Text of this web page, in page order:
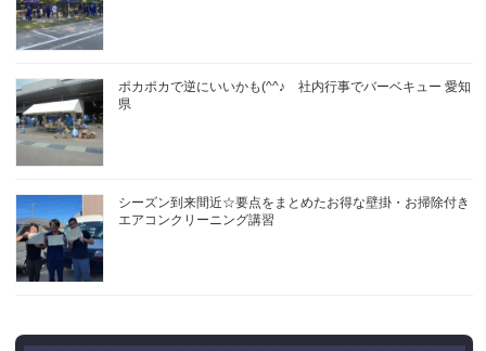
ポカポカで逆にいいかも(^^♪ 社内行事でバーベキュー 愛知
県
シーズン到来間近☆要点をまとめたお得な壁掛・お掃除付き
エアコンクリーニング講習